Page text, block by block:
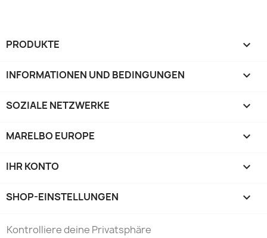
PRODUKTE 
INFORMATIONEN UND BEDINGUNGEN 
SOZIALE NETZWERKE 
MARELBO EUROPE 
IHR KONTO 
SHOP-EINSTELLUNGEN keyboard_arrow_down
Kontrolliere deine Privatsphäre